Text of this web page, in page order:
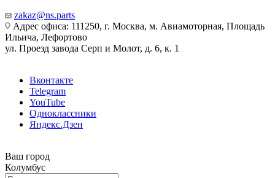
zakaz@ns.parts
Адрес офиса: 111250, г. Москва, м. Авиамоторная, Площадь
Ильича, Лефортово
ул. Проезд завода Серп и Молот, д. 6, к. 1
Вконтакте
Telegram
YouTube
Одноклассники
Яндекс.Дзен
Ваш город
Колумбус